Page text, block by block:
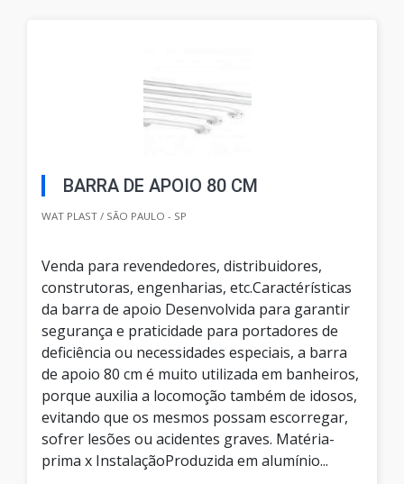
BARRA DE APOIO 80 CM
WAT PLAST / SÃO PAULO - SP
Venda para revendedores, distribuidores,
construtoras, engenharias, etc.Caractérísticas
da barra de apoio Desenvolvida para garantir
segurança e praticidade para portadores de
deficiência ou necessidades especiais, a barra
de apoio 80 cm é muito utilizada em banheiros,
porque auxilia a locomoção também de idosos,
evitando que os mesmos possam escorregar,
sofrer lesões ou acidentes graves. Matéria-
prima x InstalaçãoProduzida em alumínio...